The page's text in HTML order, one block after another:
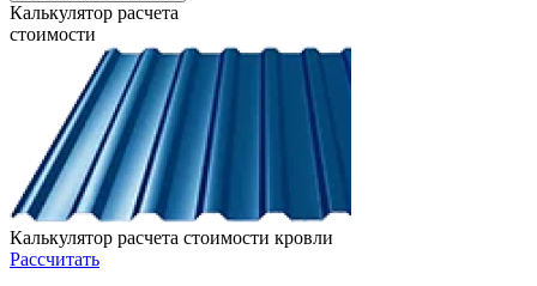
Калькулятор расчета
стоимости
Калькулятор расчета стоимости кровли
Рассчитать